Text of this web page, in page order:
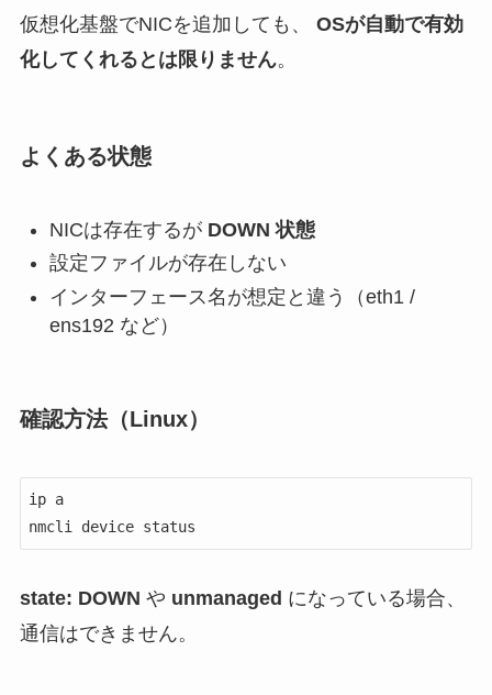
仮想化基盤でNICを追加しても、 OSが自動で有効
化してくれるとは限りません。
よくある状態
NICは存在するが DOWN 状態
設定ファイルが存在しない
インターフェース名が想定と違う（eth1 /
ens192 など）
確認方法（Linux）
ip a
nmcli device status
state: DOWN や unmanaged になっている場合、
通信はできません。